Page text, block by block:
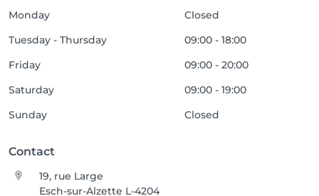
Monday
Closed
Tuesday - Thursday
09:00 - 18:00
Friday
09:00 - 20:00
Saturday
09:00 - 19:00
Sunday
Closed
Contact
19, rue Large
Esch-sur-Alzette L-4204